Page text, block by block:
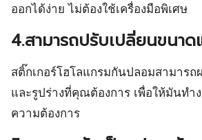
ออกได้ง่าย ไม่ต้องใช้เครื่องมือพิเศษ
4.สามารถปรับเปลี่ยนขนาด
สติ๊กเกอร์โฮโลแกรมกันปลอมสามาร
และรูปร่างที่คุณต้องการ เพื่อให้มันทำ
ความต้องการ